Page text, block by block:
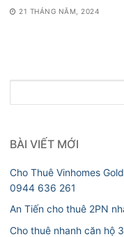
21 THÁNG NĂM, 2024
kiếm
BÀI VIẾT MỚI
Cho Thuê Vinhomes
0944 636 261
An Tiến cho thuê 2PN
Cho thuê nhanh căn hộ